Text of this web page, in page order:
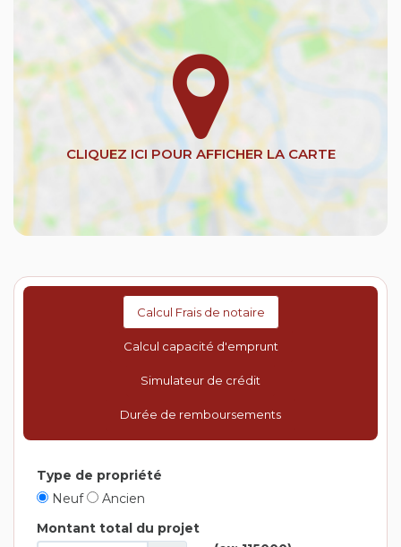
Calcul Frais de notaire
Calcul capacité d'emprunt
Simulateur de crédit
Durée de remboursements